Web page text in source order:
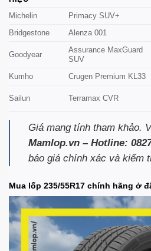
Michelin
Primacy SUV+
Bridgestone Alenza 001
Goodyear
Assurance MaxGuard
SUV
Kumho Crugen Premium KL33
Sailun Terramax CVR
Giá mang tính tham khảo.
Mamlop.vn – Hotline:
báo giá chính xác và kiểm
Mua lốp 235/55R17 chính hãng ở